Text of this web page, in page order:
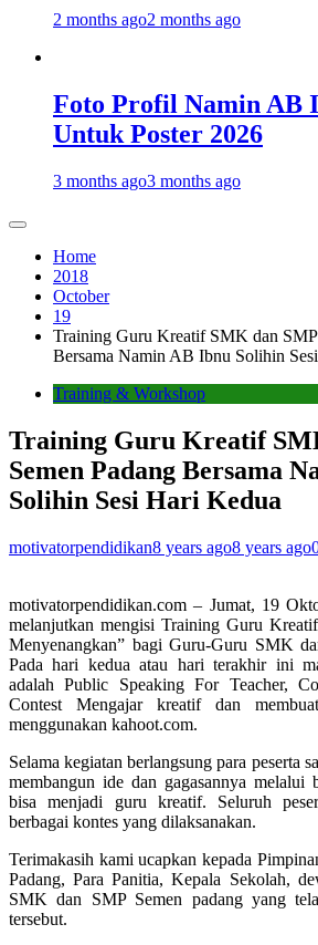
2 months ago2 months ago
Foto Profil Namin AB
Untuk Poster 2026
3 months ago3 months ago
Home
2018
October
19
Training Guru Kreatif SMK dan SMP
Bersama Namin AB Ibnu Solihin
Training & Workshop
Training Guru Kreatif
Semen Padang Bersama
Solihin Sesi Hari Kedua
motivatorpendidikan8 years ago8 years ago
motivatorpendidikan.com – Jumat, 19
melanjutkan mengisi Training Guru
Menyenangkan” bagi Guru-Guru SMK
Pada hari kedua atau hari terakhir ini
adalah Public Speaking For Teacher,
Contest Mengajar kreatif dan
menggunakan kahoot.com.
Selama kegiatan berlangsung para peserta
membangun ide dan gagasannya melalui
bisa menjadi guru kreatif. Seluruh
berbagai kontes yang dilaksanakan.
Terimakasih kami ucapkan kepada
Padang, Para Panitia, Kepala Sekolah,
SMK dan SMP Semen padang yang
tersebut.